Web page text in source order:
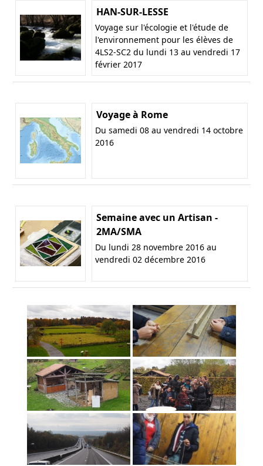
HAN-SUR-LESSE
Voyage sur l'écologie et l'étude de
l'environnement pour les élèves de
4LS2-SC2 du lundi 13 au vendredi 17
février 2017
Voyage à Rome
Du samedi 08 au vendredi 14 octobre
2016
Semaine avec un Artisan -
2MA/SMA
Du lundi 28 novembre 2016 au
vendredi 02 décembre 2016